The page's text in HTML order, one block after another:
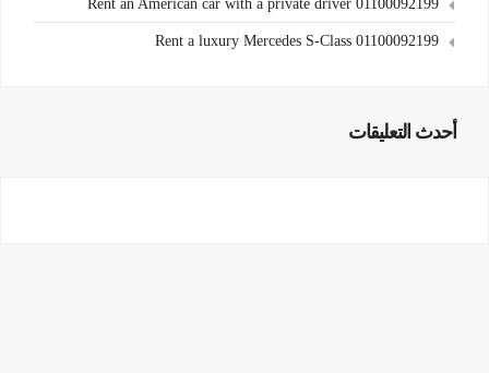
Rent an American car with a private driver 01100092199
Rent a luxury Mercedes S-Class 01100092199
أحدث التعليقات